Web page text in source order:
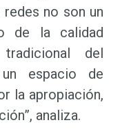
no son un
de la calidad
del
espacio de
la apropiación,
analiza.